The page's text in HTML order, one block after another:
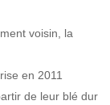
voisin, la
en 2011
de leur blé dur